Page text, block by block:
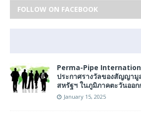
FOLLOW ON FACEBOOK
Perma-Pipe
ประกาศรางวัลของสัญญามู
สหรัฐฯ ในภูมิภาคตะวันออก
January 15, 2025